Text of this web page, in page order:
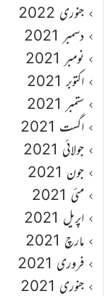
جنوری 2022
دسمبر 2021
نومبر 2021
اکتوبر 2021
ستمبر 2021
اگست 2021
جولائی 2021
جون 2021
مئی 2021
اپریل 2021
مارچ 2021
فروری 2021
جنوری 2021